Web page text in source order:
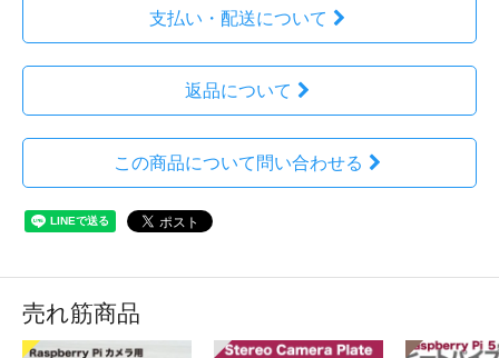
支払い・配送について
返品について
この商品について問い合わせる
売れ筋商品